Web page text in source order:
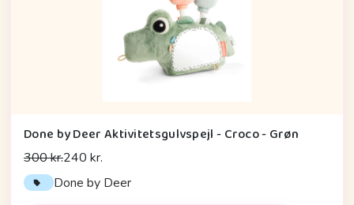
Done by Deer Aktivitetsgulvspejl - Croco - Grøn
300 kr.240 kr.
Done by Deer